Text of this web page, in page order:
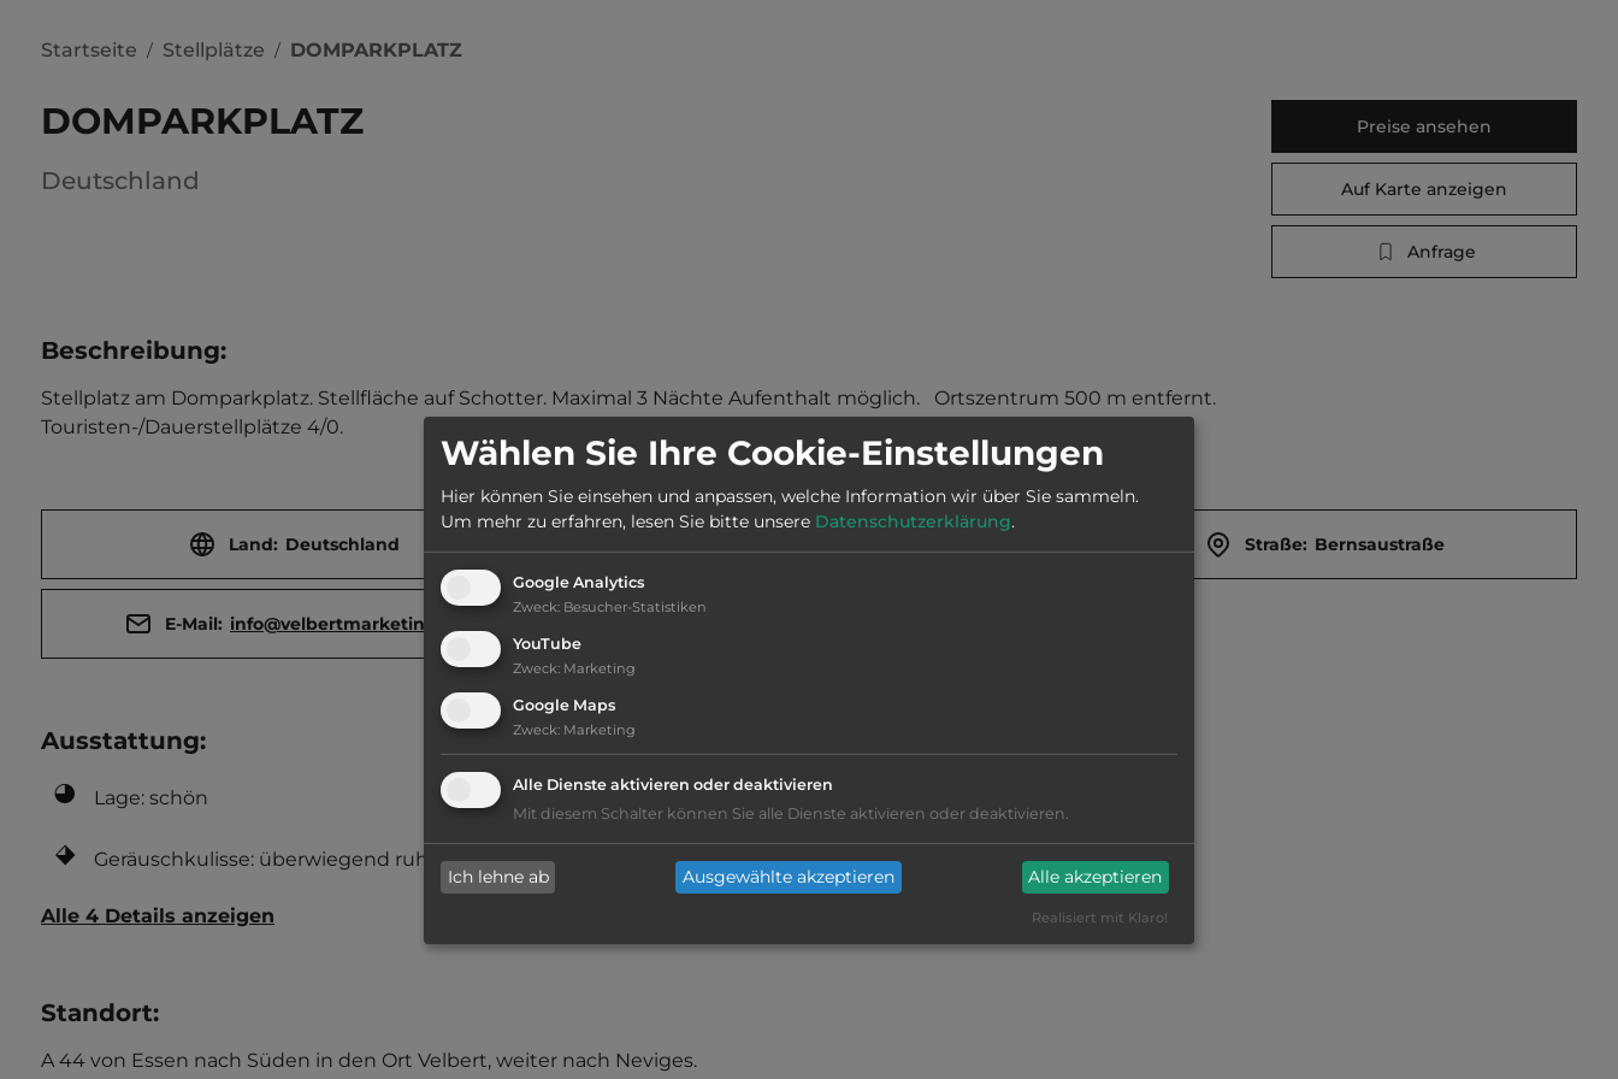
Startseite / Stellplätze / DOMPARKPLATZ
DOMPARKPLATZ
Deutschland
Preise ansehen
Auf Karte anzeigen
Anfrage
Beschreibung:
Stellplatz am Domparkplatz. Stellfläche auf Schotter. Maximal 3 Nächte Aufenthalt möglich.   Ortszentrum 500 m entfernt.
Touristen-/Dauerstellplätze 4/0.
Land: Deutschland Straße: Bernsaustraße
E-Mail: info@velbertmarketing.de
Ausstattung:
Lage: schön
Geräuschkulisse: überwiegend ruhig
kiesig, harter Grund
Restaurant
Alle 4 Details anzeigen
Standort:
A 44 von Essen nach Süden in den Ort Velbert, weiter nach Neviges.
Wählen Sie Ihre Cookie-Einstellungen
Hier können Sie einsehen und anpassen, welche Information wir über Sie sammeln.
Um mehr zu erfahren, lesen Sie bitte unsere Datenschutzerklärung.
Google Analytics
Zweck: Besucher-Statistiken
YouTube
Zweck: Marketing
Google Maps
Zweck: Marketing
Alle Dienste aktivieren oder deaktivieren
Mit diesem Schalter können Sie alle Dienste aktivieren oder deaktivieren.
Ich lehne ab Ausgewählte akzeptieren Alle akzeptieren
Realisiert mit Klaro!